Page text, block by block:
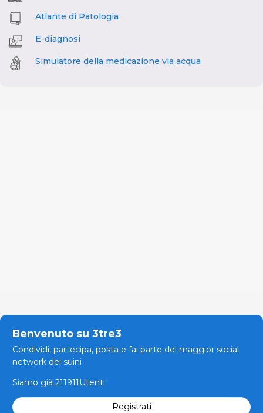
Atlante di Patologia
E-diagnosi
Simulatore della medicazione via acqua
Benvenuto su 3tre3
Condividi, partecipa, posta e fai parte del maggior social
network dei suini
Siamo già 211911Utenti
Registrati